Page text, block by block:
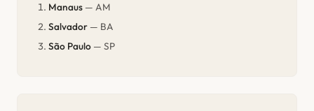
Manaus — AM
Salvador — BA
São Paulo — SP